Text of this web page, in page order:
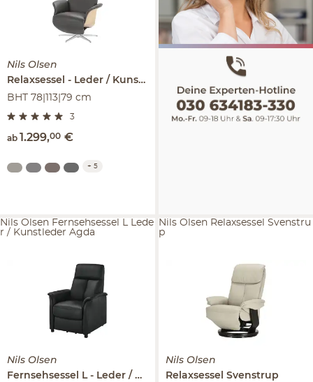
Nils Olsen
Relaxsessel Leder / Kunstleder
BHT 78|113|79 cm
3
ab 1.299,00 €
+ 5
Nils Olsen
Fernsehsessel L Leder / Kunstleder Agda
Nils Olsen Fernsehsessel L Lede
r / Kunstleder Agda
Nils Olsen
Relaxsessel Svenstrup
Nils Olsen Relaxsessel Svenstru
p